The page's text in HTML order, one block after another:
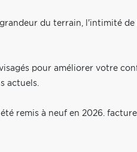
du terrain, l'intimité de
pour améliorer votre
actuels.
remis à neuf en 2026.